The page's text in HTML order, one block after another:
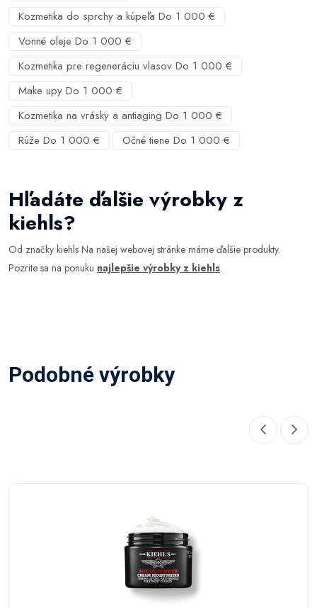
Kozmetika do sprchy a kúpeľa Do 1 000 €
Vonné oleje Do 1 000 €
Kozmetika pre regeneráciu vlasov Do 1 000 €
Make upy Do 1 000 €
Kozmetika na vrásky a antiaging Do 1 000 €
Rúže Do 1 000 €
Očné tiene Do 1 000 €
Hľadáte ďalšie výrobky z
kiehls?
Od značky kiehls Na našej webovej stránke máme ďalšie produkty.
Pozrite sa na ponuku najlepšie výrobky z kiehls.
Podobné výrobky